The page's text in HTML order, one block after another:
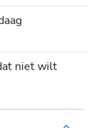
niet wilt